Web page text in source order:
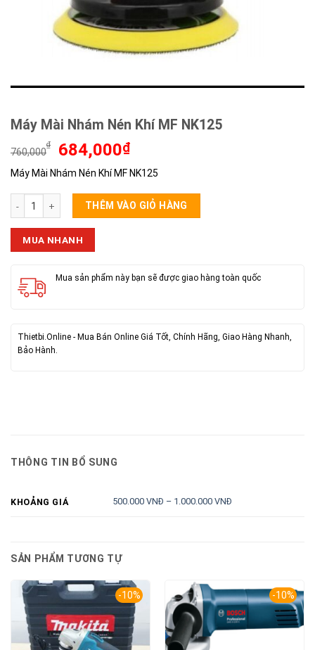
Máy Mài Nhám Nén Khí MF NK125
760,000
₫
Giá
là:
760,000₫.
684,000₫Giá
tại
là:
684,000₫.
Máy Mài Nhám Nén Khí MF NK125
Máy Mài Nhám Nén Khí MF NK125 số lượng
THÊM VÀO GIỎ HÀNG
MUA NHANH
Mua sản phẩm này bạn sẽ được giao hàng toàn quốc
Thietbi.Online - Mua Bán Online Giá Tốt, Chính Hãng, Giao Hàng Nhanh,
Bảo Hành.
THÔNG TIN BỔ SUNG
KHOẢNG GIÁ 500.000 VNĐ – 1.000.000 VNĐ
SẢN PHẨM TƯƠNG TỰ
-10% -10%